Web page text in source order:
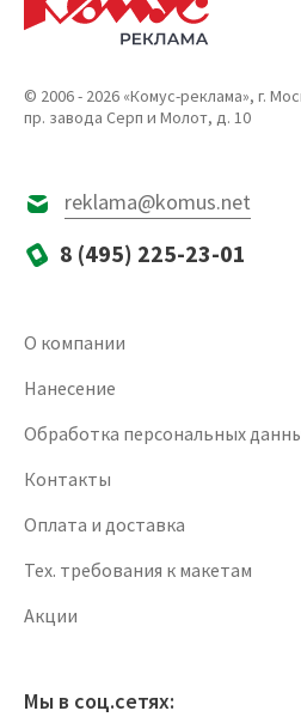
© 2006 - 2026 «Комус-реклама», г.
пр. завода Серп и Молот, д. 10
reklama@komus.net
8 (495) 225-23-01
О компании
Нанесение
Обработка персональных
Контакты
Оплата и доставка
Тех. требования к макетам
Акции
Мы в соц.сетях: